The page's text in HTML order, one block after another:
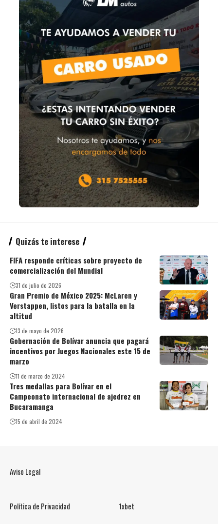
Quizás te interese
FIFA responde críticas sobre proyecto de
comercialización del Mundial
31 de julio de 2026
Gran Premio de México 2025: McLaren y
Verstappen, listos para la batalla en la
altitud
13 de mayo de 2026
Gobernación de Bolívar anuncia que pagará
incentivos por Juegos Nacionales este 15 de
marzo
11 de marzo de 2024
Tres medallas para Bolívar en el
Campeonato internacional de ajedrez en
Bucaramanga
15 de abril de 2024
Aviso Legal
Política de Privacidad 1xbet